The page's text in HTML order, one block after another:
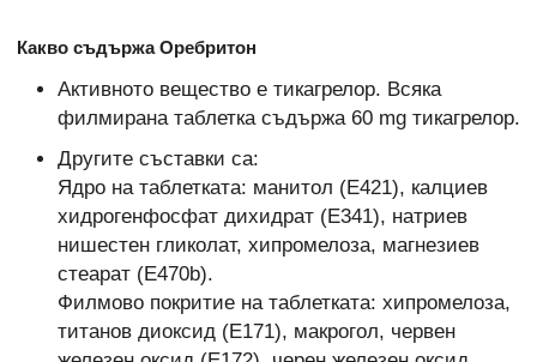
Какво съдържа Оребритон
Активното вещество е тикагрелор. Всяка
филмирана таблетка съдържа 60 mg тикагрелор.
Другите съставки са:
Ядро на таблетката: манитол (E421), калциев
хидрогенфосфат дихидрат (E341), натриев
нишестен гликолат, хипромелоза, магнезиев
стеарат (E470b).
Филмово покритие на таблетката: хипромелоза,
титанов диоксид (E171), макрогол, червен